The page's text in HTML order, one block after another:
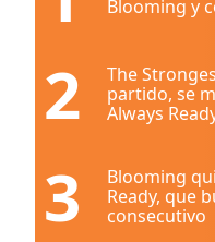
Blooming y
2
The
partido, se
Always
3
Blooming
Ready, que
consecutivo